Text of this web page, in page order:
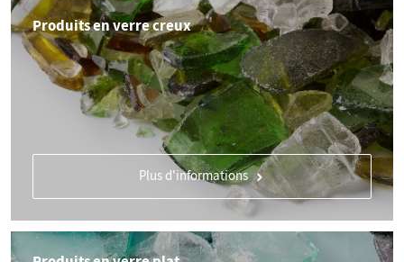
Produits en verre creux
Plus d'informations